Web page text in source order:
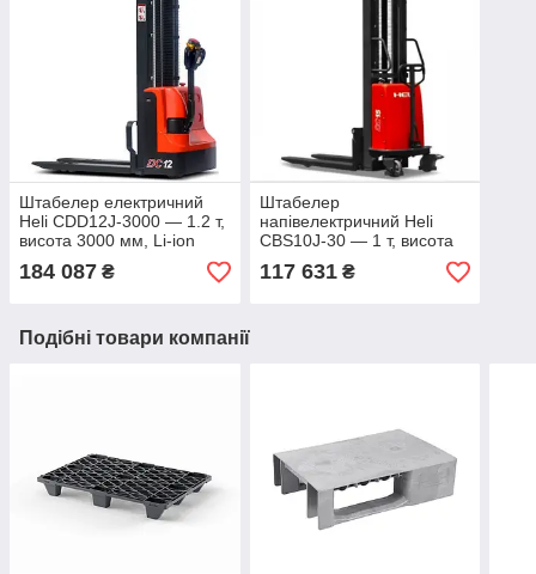
Штабелер електричний
Heli CDD12J-3000 — 1.2 т,
висота 3000 мм, Li-ion
184 087 ₴
Штабелер
напівелектричний Heli
CBS10J-30 — 1 т, висота
3000 мм, купити в Києві
117 631₴
Подібні товари компанії